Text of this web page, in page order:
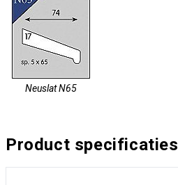
Neuslat N65
Product specificaties